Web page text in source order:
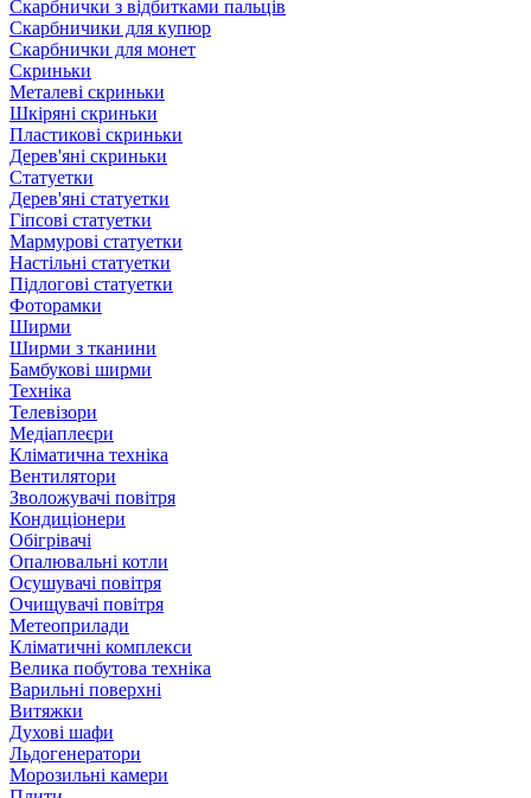
Скарбнички з відбитками пальців
Скарбничики для купюр
Скарбнички для монет
Скриньки
Металеві скриньки
Шкіряні скриньки
Пластикові скриньки
Дерев'яні скриньки
Статуетки
Дерев'яні статуетки
Гіпсові статуетки
Мармурові статуетки
Настільні статуетки
Підлогові статуетки
Фоторамки
Ширми
Ширми з тканини
Бамбукові ширми
Техніка
Телевізори
Медіаплеєри
Кліматична техніка
Вентилятори
Зволожувачі повітря
Кондиціонери
Обігрівачі
Опалювальні котли
Осушувачі повітря
Очищувачі повітря
Метеоприлади
Кліматичні комплекси
Велика побутова техніка
Варильні поверхні
Витяжки
Духові шафи
Льдогенератори
Морозильні камери